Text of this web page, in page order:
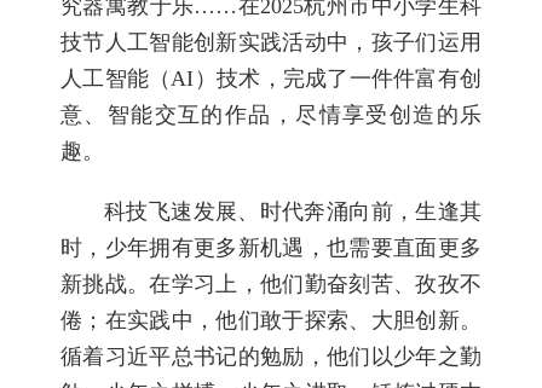
究器寓教于乐……在2025杭州市中小学生科
技节人工智能创新实践活动中，孩子们运用
人工智能（AI）技术，完成了一件件富有创
意、智能交互的作品，尽情享受创造的乐
趣。
科技飞速发展、时代奔涌向前，生逢其
时，少年拥有更多新机遇，也需要直面更多
新挑战。在学习上，他们勤奋刻苦、孜孜不
倦；在实践中，他们敢于探索、大胆创新。
循着习近平总书记的勉励，他们以少年之勤